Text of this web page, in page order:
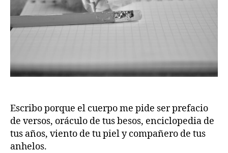
Escribo porque el cuerpo me pide ser prefacio
de versos, oráculo de tus besos, enciclopedia de
tus años, viento de tu piel y compañero de tus
anhelos.